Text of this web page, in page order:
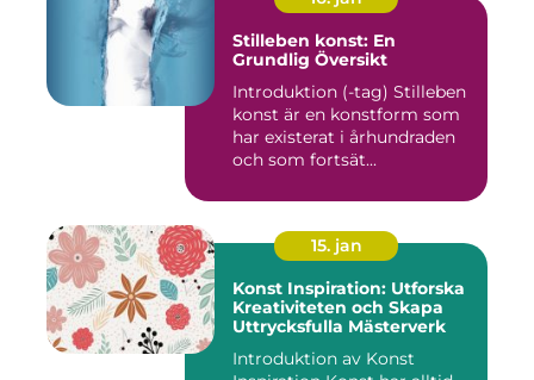
Stilleben konst: En
Grundlig Översikt
Introduktion (-tag) Stilleben
konst är en konstform som
har existerat i århundraden
och som fortsät...
15. jan
Konst Inspiration: Utforska
Kreativiteten och Skapa
Uttrycksfulla Mästerverk
Introduktion av Konst